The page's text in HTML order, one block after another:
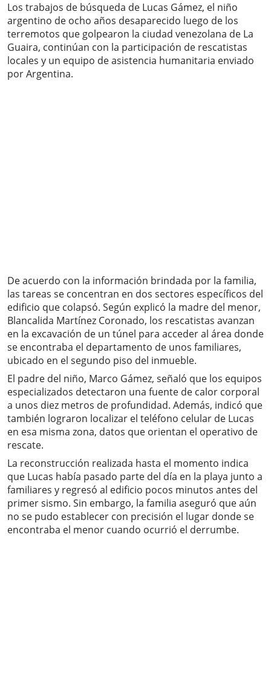
Los trabajos de búsqueda de Lucas Gámez, el niño
argentino de ocho años desaparecido luego de los
terremotos que golpearon la ciudad venezolana de La
Guaira, continúan con la participación de rescatistas
locales y un equipo de asistencia humanitaria enviado
por Argentina.
De acuerdo con la información brindada por la familia,
las tareas se concentran en dos sectores específicos del
edificio que colapsó. Según explicó la madre del menor,
Blancalida Martínez Coronado, los rescatistas avanzan
en la excavación de un túnel para acceder al área donde
se encontraba el departamento de unos familiares,
ubicado en el segundo piso del inmueble.
El padre del niño, Marco Gámez, señaló que los equipos
especializados detectaron una fuente de calor corporal
a unos diez metros de profundidad. Además, indicó que
también lograron localizar el teléfono celular de Lucas
en esa misma zona, datos que orientan el operativo de
rescate.
La reconstrucción realizada hasta el momento indica
que Lucas había pasado parte del día en la playa junto a
familiares y regresó al edificio pocos minutos antes del
primer sismo. Sin embargo, la familia aseguró que aún
no se pudo establecer con precisión el lugar donde se
encontraba el menor cuando ocurrió el derrumbe.